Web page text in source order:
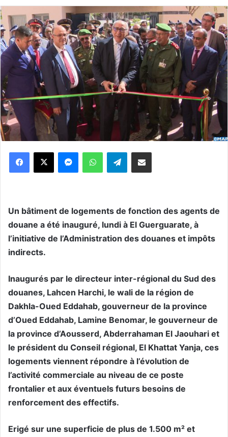
WhatsApp Telegram
Un bâtiment de logements de fonction des agents de
douane a été inauguré, lundi à El Guerguarate, à
l’initiative de l’Administration des douanes et impôts
indirects.
Inaugurés par le directeur inter-régional du Sud des
douanes, Lahcen Harchi, le wali de la région de
Dakhla-Oued Eddahab, gouverneur de la province
d’Oued Eddahab, Lamine Benomar, le gouverneur de
la province d’Aousserd, Abderrahaman El Jaouhari et
le président du Conseil régional, El Khattat Yanja, ces
logements viennent répondre à l’évolution de
l’activité commerciale au niveau de ce poste
frontalier et aux éventuels futurs besoins de
renforcement des effectifs.
Erigé sur une superficie de plus de 1.500 m² et